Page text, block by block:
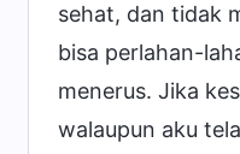
sehat, dan tidak
bisa perlahan-
menerus. Jika
walaupun aku